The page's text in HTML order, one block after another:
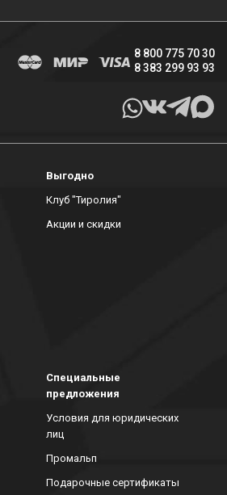
8 800 775 70 30
8 383 299 93 93
Выгодно
Клуб "Тиролия"
Акции и скидки
Специальные
предложения
Условия для юридических
лиц
Промальп
Подарочные сертификаты